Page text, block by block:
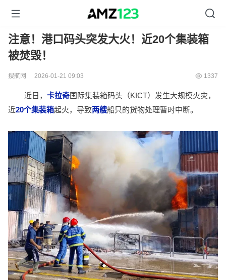
注意！港口码头突发大火！近20个集装箱
被焚毁！
搜航网 2026-01-21 09:03 1337
近日， 卡拉奇国际集装箱码头（KICT）发生大规模火灾，
近20个集装箱起火，导致两艘船只的货物处理暂时中断。